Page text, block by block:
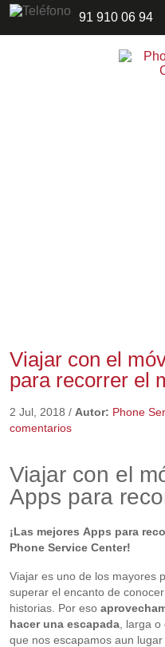
91 910 06 94
Viajar con el
para recorrer el
2 Jul, 2018 / Autor: Phone
comentarios
Viajar con el
Apps para
¡Las mejores Apps para
Phone Service Center!
Viajar es uno de los mayores
superar el encanto de
historias. Por eso
hacer una escapada, larga o
que nos escapamos aun